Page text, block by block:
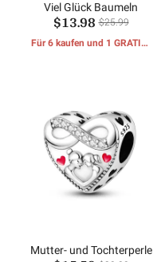
Viel Glück Baumeln
$13.98 $25.99
Für 6 kaufen und 1 GRATIS-
Mutter- und Tochterperle